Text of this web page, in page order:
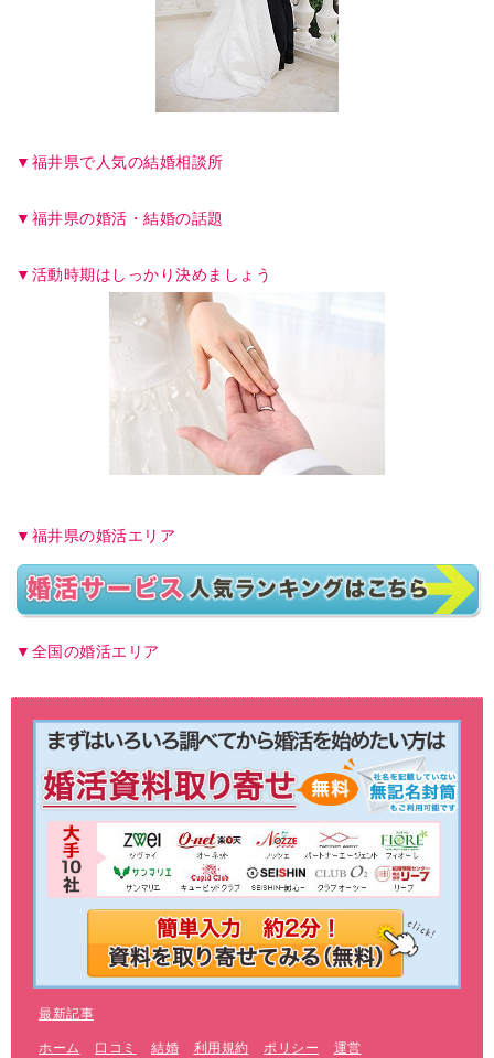
福井県で人気の結婚相談所
福井県の婚活・結婚の話題
活動時期はしっかり決めましょう
福井県の婚活エリア
全国の婚活エリア
最新記事
ホーム 口コミ 結婚 利用規約 ポリシー 運営